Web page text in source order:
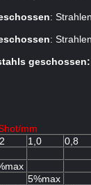
:
:
geschossen:
mm
1,0 0,8
5%max